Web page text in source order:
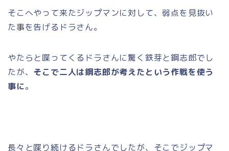
そこへやって来たジップマンに対して、弱点を見抜い
た事を告げるドラさん。
やたらと喋ってくるドラさんに驚く鉄芽と鋼志郎でし
たが、 そこで二人は鋼志郎が考えたという作戦を使う
事に。
長々と喋り続けるドラさんでしたが、そこでジップマ